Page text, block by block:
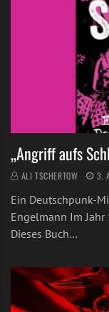
„Angriff aufs
ALI TSCHERTOW 3.
Ein Deutschpunk-
Engelmann Im
Dieses Buch…